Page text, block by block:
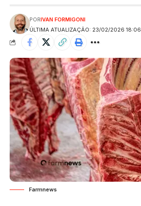
ÚLTIMA ATUALIZAÇÃO: 23/02/2026 18:06
PORIVAN FORMIGONI
Farmnews